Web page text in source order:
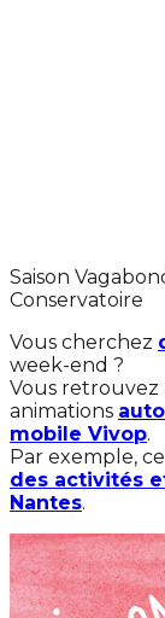
Saison
Conservatoire
Vous cherchez
week-end ?
Vous retrouvez
animations
mobile Vivop.
Par exemple,
des activités
Nantes.